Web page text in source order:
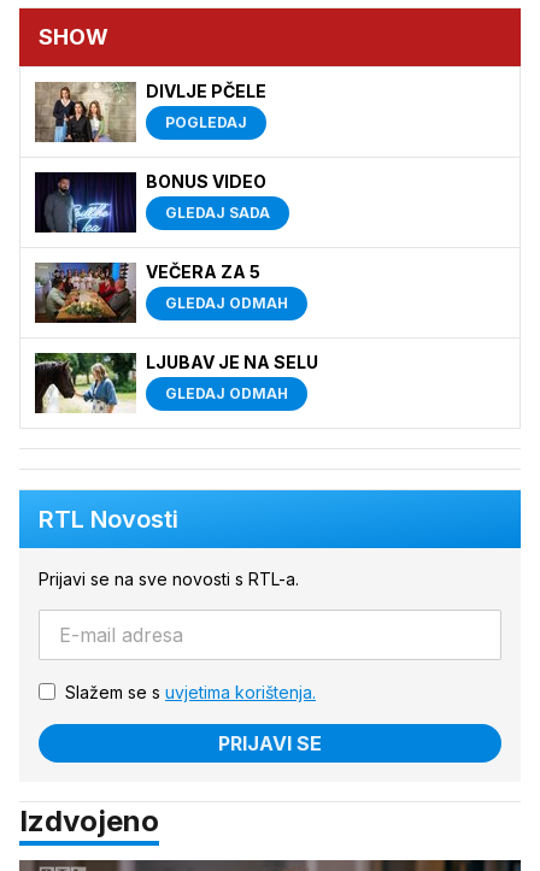
SHOW
DIVLJE PČELE
POGLEDAJ
BONUS VIDEO
GLEDAJ SADA
VEČERA ZA 5
GLEDAJ ODMAH
LJUBAV JE NA SELU
GLEDAJ ODMAH
RTL Novosti
Prijavi se na sve novosti s RTL-a.
Slažem se s uvjetima korištenja.
PRIJAVI SE
Izdvojeno